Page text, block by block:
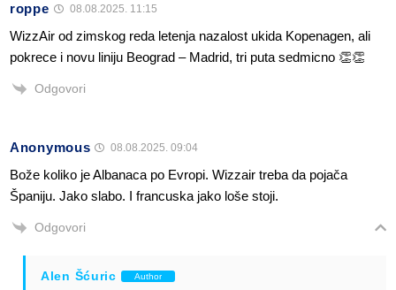
roppe 08.08.2025. 11:15
WizzAir od zimskog reda letenja nazalost ukida Kopenagen, ali
pokrece i novu liniju Beograd – Madrid, tri puta sedmicno 👏👏
Odgovori
Anonymous 08.08.2025. 09:04
Bože koliko je Albanaca po Evropi. Wizzair treba da pojača
Španiju. Jako slabo. I francuska jako loše stoji.
Odgovori
Alen Šćuric Author